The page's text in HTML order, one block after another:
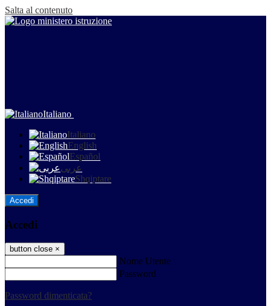
Salta al contenuto
Italiano
Italiano
English
Español
عربى
Shqiptare
Accedi
Accedi
button close ×
Nome Utente
Password
Password dimenticata?